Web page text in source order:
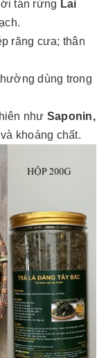
tán rừng Lai
răng cưa; thân
dùng trong
như Saponin,
khoáng chất.